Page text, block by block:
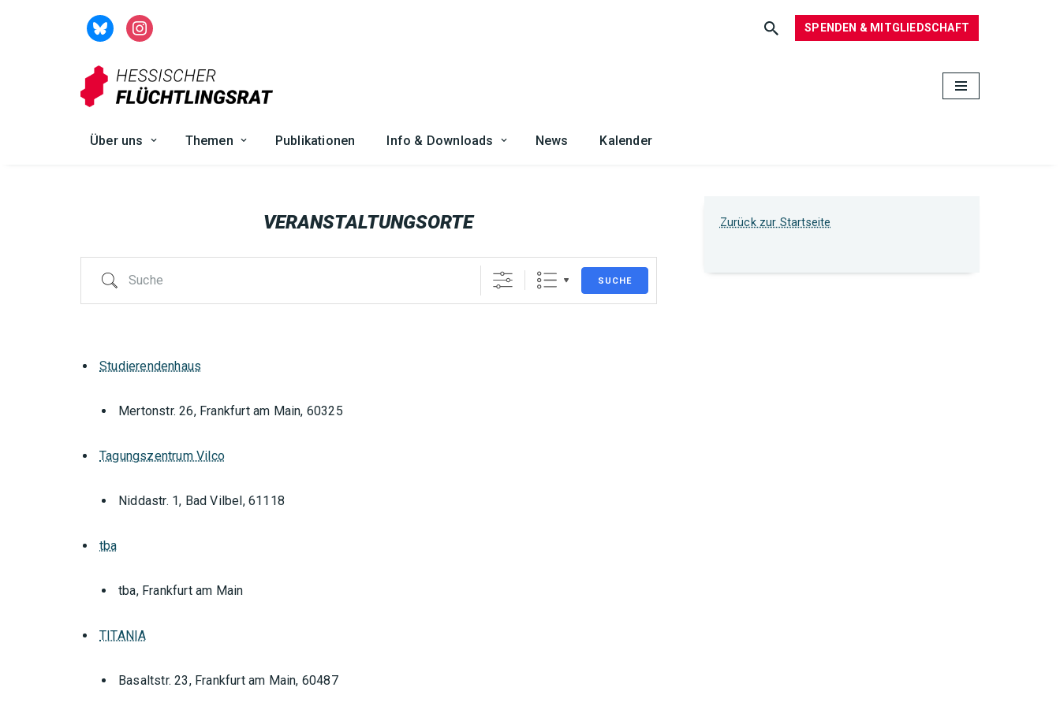
SPENDEN & MITGLIEDSCHAFT
Über uns Themen Publikationen Info & Downloads News Kalender
VERANSTALTUNGSORTE
SUCHE
Studierendenhaus
Mertonstr. 26, Frankfurt am Main, 60325
Tagungszentrum Vilco
Niddastr. 1, Bad Vilbel, 61118
tba
tba, Frankfurt am Main
TITANIA
Basaltstr. 23, Frankfurt am Main, 60487
Zurück zur Startseite